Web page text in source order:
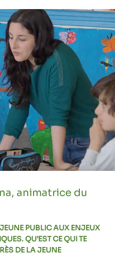
souhaitez plus
Lyon ?
contacter.
animatrice du
PUBLIC AUX ENJEUX
QU’EST CE QUI TE
DE LA JEUNE